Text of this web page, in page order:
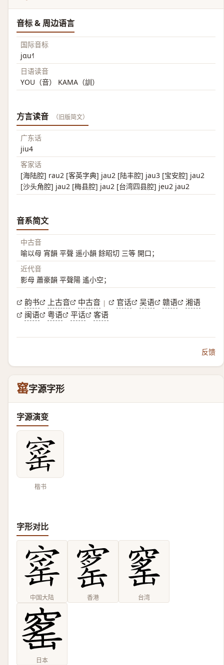
音标 & 周边语言
国际音标
jɑu˧˥
日语读音
YOU（音） KAMA（訓）
方言读音 （旧版简文）
广东话
jiu4
客家话
[海陆腔] rau2 [客英字典] jau2 [陆丰腔] jau3 [宝安腔] jau2
[沙头角腔] jau2 [梅县腔] jau2 [台湾四县腔] jeu2 jau2
音系简文
中古音
喻以母 宵韻 平聲 遥小韻 餘昭切 三等 開口；
近代音
影母 蕭豪韻 平聲陽 遙小空；
韵书 上古音 中古音 | 官话 吴语 赣语
湘语
闽语
粤语 平话 客语
反馈
窰字源字形
字源演变
楷书
字形对比
中国大陆 香港 台湾
日本